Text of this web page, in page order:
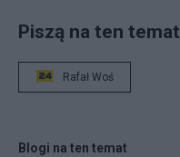
Piszą na ten temat
Rafał Woś
Blogi na ten temat